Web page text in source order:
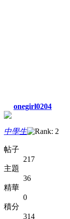
onegirl0204
中學生
帖子
217
主題
36
精華
0
積分
314